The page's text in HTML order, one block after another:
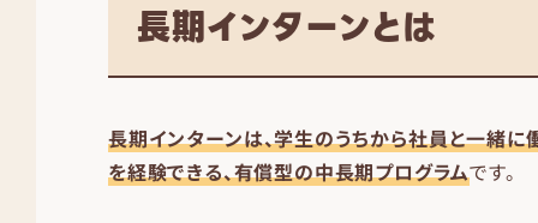
長期インターンとは
長期インターンは、学生のうちから社員と一緒に
を経験できる、有償型の中長期プログラムです。